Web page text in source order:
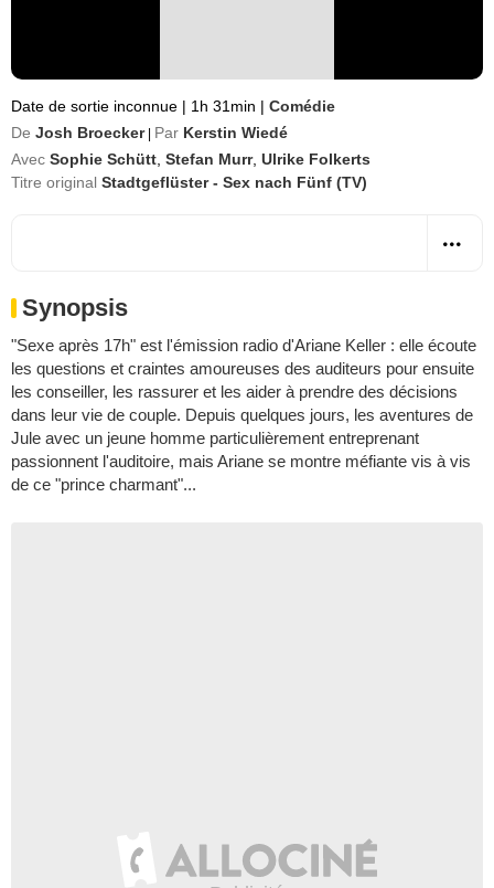
Date de sortie inconnue | 1h 31min | Comédie
De Josh Broecker Par Kerstin Wiedé
Avec Sophie Schütt Stefan Murr, Ulrike Folkerts
Titre original Stadtgeflüster - Sex nach Fünf (TV)
Synopsis
"Sexe après 17h" est l'émission radio d'Ariane Keller : elle écoute
les questions et craintes amoureuses des auditeurs pour ensuite
les conseiller, les rassurer et les aider à prendre des décisions
dans leur vie de couple. Depuis quelques jours, les aventures de
Jule avec un jeune homme particulièrement entreprenant
passionnent l'auditoire, mais Ariane se montre méfiante vis à vis
de ce "prince charmant"...